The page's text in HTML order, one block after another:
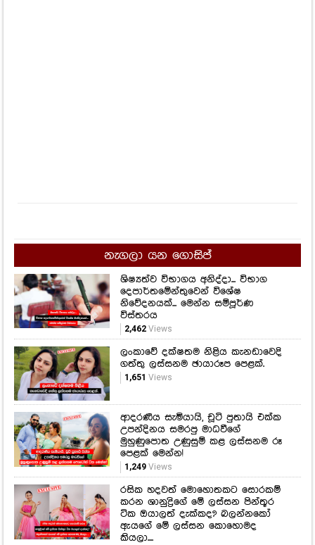
නැගලා යන ගොසිප්
ශිෂ්‍යත්ව විභාගය අනිද්දා... විභාග
දෙපාර්තමේන්තුවෙන් විශේෂ
නිවේදනයක්... මෙන්න සම්පූර්ණ
විස්තරය
2,462Views
ලංකාවේ දක්ෂතම නිළිය කැනඩාවෙදි
ගත්තු ලස්සනම ඡායාරූප පෙළක්.
1,651 Views
ආදරණීය සැමියායි, චූටි පුතායි එක්ක
උපන්දිනය සමරපු මාධවීගේ
මුහුණුපොත උණුසුම් කළ ලස්සනම රූ
පෙළක් මෙන්න!
1,249Views
රසික හදවත් මොහොතකට සොරකම්
කරන ශානුද්‍රිගේ මේ ලස්සන පින්තූර
ටික ඔයාලත් දැක්කද? බලන්නකෝ
ඇයගේ මේ ලස්සන කොහොමද
කියලා....